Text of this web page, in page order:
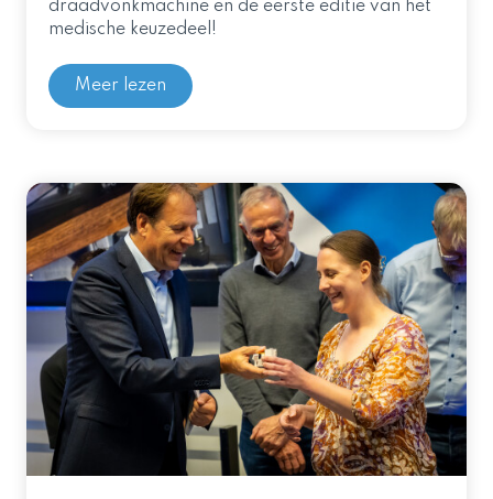
draadvonkmachine en de eerste editie van het
medische keuzedeel!
Meer lezen